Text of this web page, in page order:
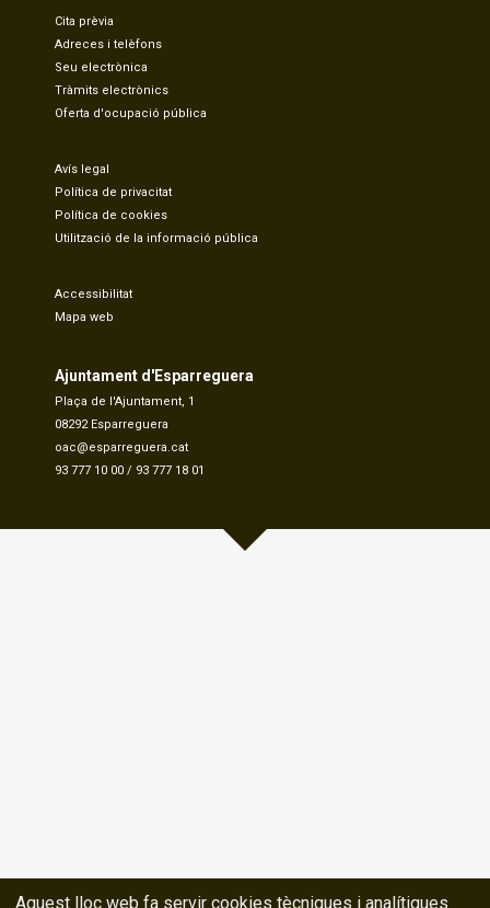
Cita prèvia
Adreces i telèfons
Seu electrònica
Tràmits electrònics
Oferta d'ocupació pública
Avís legal
Política de privacitat
Política de cookies
Utilització de la informació pública
Accessibilitat
Mapa web
Ajuntament d'Esparreguera
Plaça de l'Ajuntament, 1
08292 Esparreguera
oac@esparreguera.cat
93 777 10 00 / 93 777 18 01
Aquest lloc web fa servir cookies tècniques i analítiques